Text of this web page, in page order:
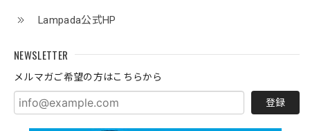
Lampada公式HP
NEWSLETTER
メルマガご希望の方はこちらから
登録